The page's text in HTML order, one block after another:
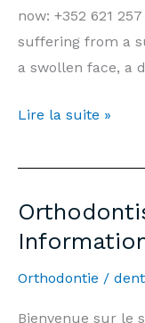
Luxembourg
now: +352 621
suffering from a
a swollen face, a
Emergency
Rombas
7
days/7,
Weekends
Lire la suite »
Orthodontie /
Bienvenue sur le